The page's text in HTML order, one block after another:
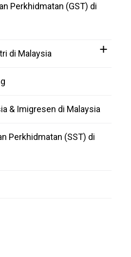
Perkhidmatan (GST) di
di Malaysia
& Imigresen di Malaysia
Perkhidmatan (SST) di